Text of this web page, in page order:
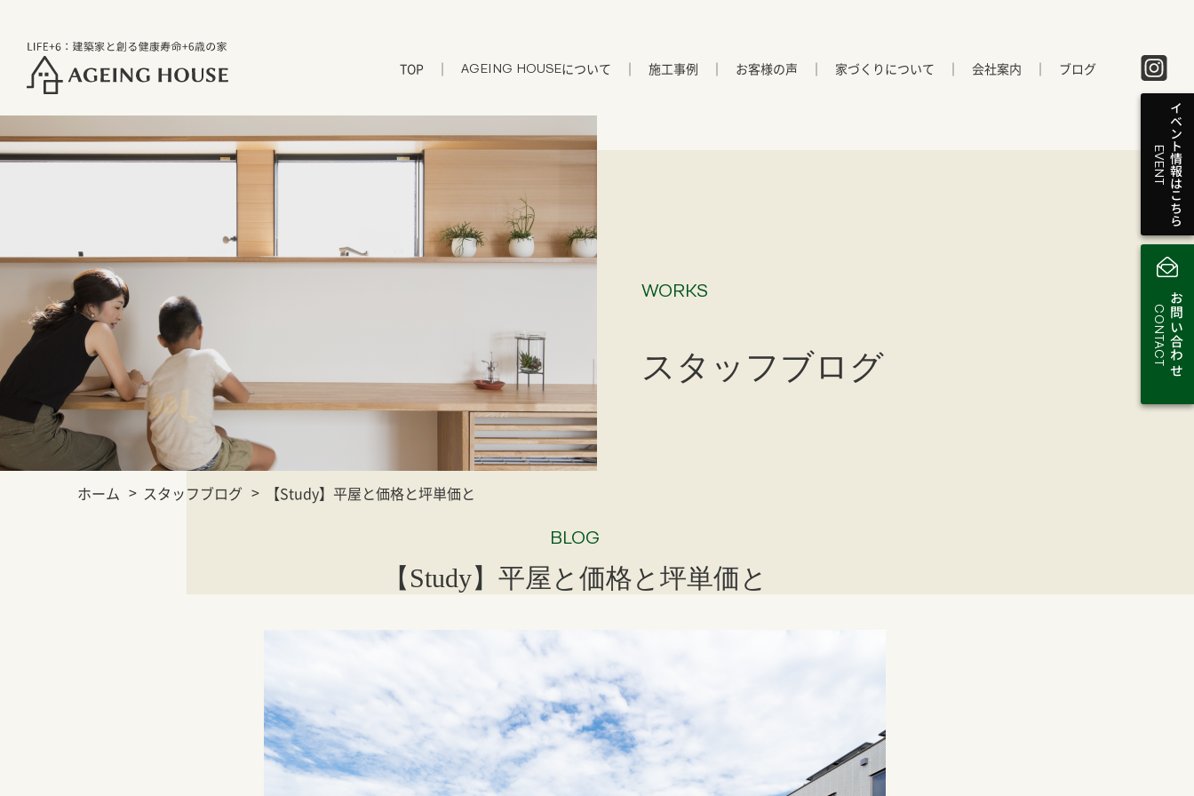
TOP AGEING HOUSEについて 施工事例 お客様の声 家づくりについて 会社案内 ブログ
WORKS
スタッフブログ
ホーム スタッフブログ 【Study】平屋と価格と坪単価と
BLOG
【Study】平屋と価格と坪単価と
EVENTイベント情報はこちら
CONTACTお問い合わせ